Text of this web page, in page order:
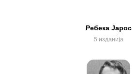
Ребека Јарос
5 изданија